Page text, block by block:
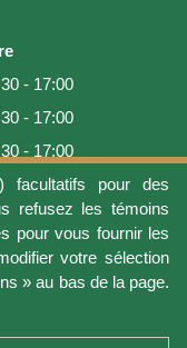
facultatifs pour des
refusez les témoins
pour vous fournir les
votre sélection
» au bas de la page.
- 17:00
- 17:00
- 17:00
- 17:00
- 17:00
- 16:00
Fermé